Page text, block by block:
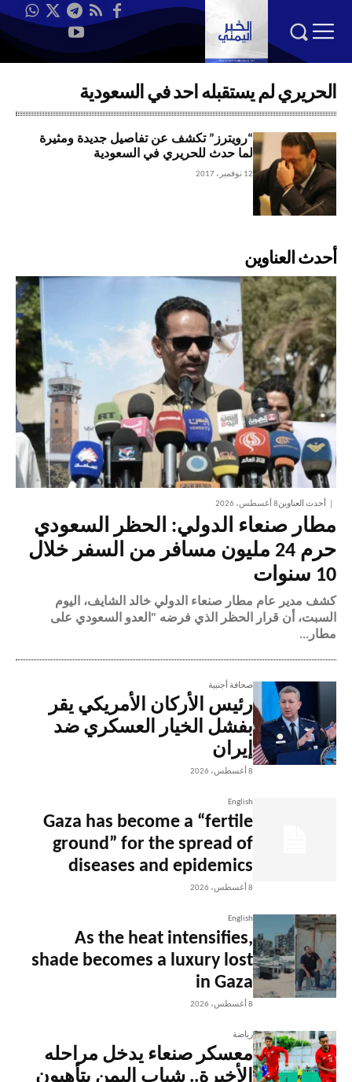
الحريري لم يستقبله احد في السعودية
“رويترز” تكشف عن تفاصيل جديدة ومثيرة
لما حدث للحريري في السعودية
12 نوفمبر، 2017
أحدث العناوين
أحدث العناوين8 أغسطس، 2026
مطار صنعاء الدولي: الحظر السعودي
حرم 24 مليون مسافر من السفر خلال
10 سنوات
كشف مدير عام مطار صنعاء الدولي خالد الشايف، اليوم
السبت، أن قرار الحظر الذي فرضه "العدو السعودي على
مطار...
صحافة أجنبية
رئيس الأركان الأمريكي يقر
بفشل الخيار العسكري ضد
إيران
8 أغسطس، 2026
English
Gaza has become a “fertile
ground” for the spread of
diseases and epidemics
8 أغسطس، 2026
English
As the heat intensifies,
shade becomes a luxury lost
in Gaza
8 أغسطس، 2026
رياضة
معسكر صنعاء يدخل مراحله
الأخيرة.. شباب اليمن يتأهبون